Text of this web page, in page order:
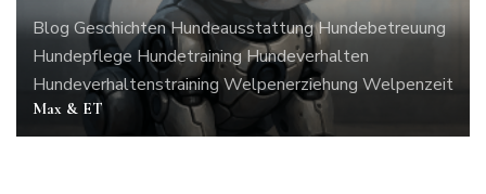
BlogGeschichtenHundeausstattungHundebetreuung
Hundepflege Hundetraining Hundeverhalten
HundeverhaltenstrainingWelpenerziehung Welpenzeit
Max & ET